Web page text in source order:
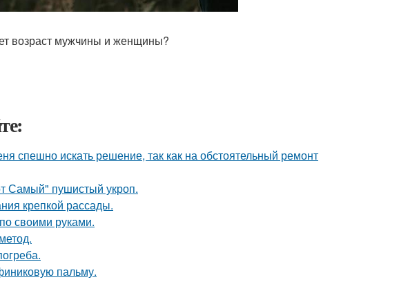
возраст мужчины и женщины?
спешно искать решение, так как на обстоятельный ремонт
Самый" пушистый укроп.
крепкой рассады.
своими руками.
пальму.